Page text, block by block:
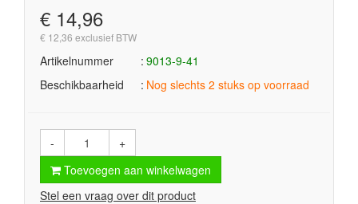
€ 14,96
€ 12,36 exclusief BTW
Artikelnummer
9013-9-41
Beschikbaarheid
Nog slechts 2 stuks op voorraad
-
+
Toevoegen aan winkelwagen
Stel een vraag over dit product